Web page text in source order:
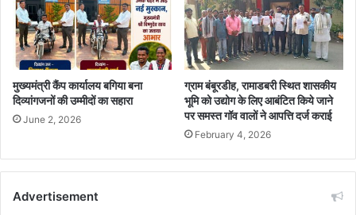
मुख्यमंत्री कैंप कार्यालय बगिया बना
दिव्यांगजनों की उम्मीदों का सहारा
June 2, 2026
ग्राम बंबूरडीह, रामाडबरी स्थित शासकीय
भूमि को उद्योग के लिए आबंटित किये जाने
पर समस्त गॉव वालों ने आपत्ति दर्ज कराई
February 4, 2026
Advertisement